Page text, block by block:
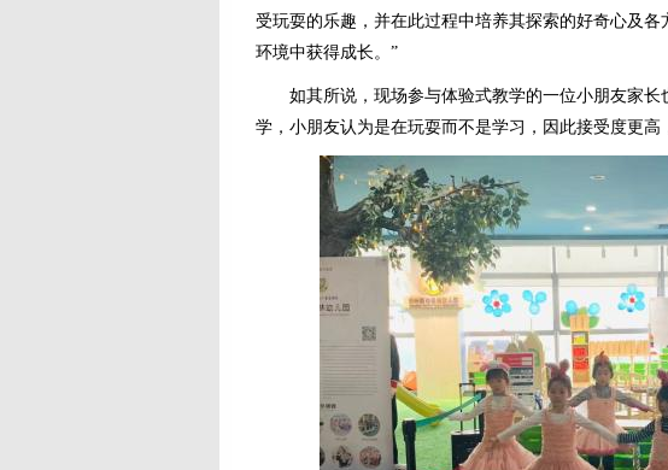
受玩耍的乐趣，并在此过程中培养其探索的好奇心及
环境中获得成长。”
如其所说，现场参与体验式教学的一位小朋友家长
学，小朋友认为是在玩耍而不是学习，因此接受度更高